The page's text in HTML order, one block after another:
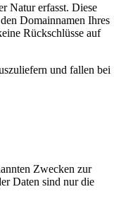
Natur erfasst. Diese
Domainnamen Ihres
Rückschlüsse auf
und fallen bei
Zwecken zur
Daten sind nur die